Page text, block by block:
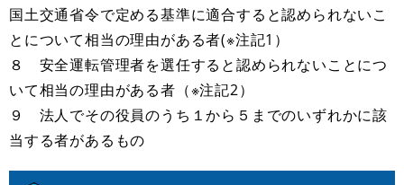
国土交通省令で定める基準に適合すると認められないこ
とについて相当の理由がある者(※注記1）
８ 安全運転管理者を選任すると認められないことにつ
いて相当の理由がある者（※注記2）
９ 法人でその役員のうち１から５までのいずれかに該
当する者があるもの